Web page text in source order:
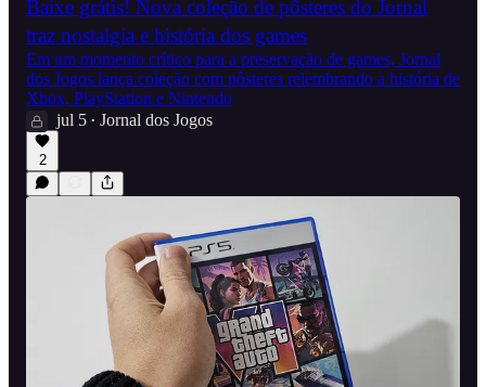
Baixe grátis! Nova coleção de pôsteres do Jornal
traz nostalgia e história dos games
Em um momento crítico para a preservação de games, Jornal
dos Jogos lança coleção com pôsteres relembrando a história de
Xbox, PlayStation e Nintendo
jul 5 • Jornal dos Jogos
2